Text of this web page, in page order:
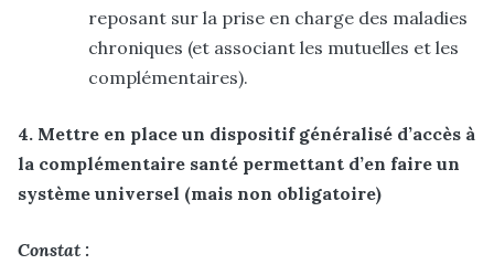
reposant sur la prise en charge des maladies
chroniques (et associant les mutuelles et les
complémentaires).
4. Mettre en place un dispositif généralisé d’accès à
la complémentaire santé permettant d’en faire un
système universel (mais non obligatoire)
Constat :